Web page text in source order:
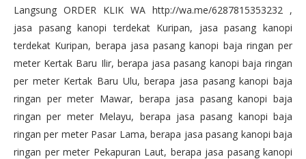
Langsung ORDER KLIK WA http://wa.me/6287815353232 ,
jasa pasang kanopi terdekat Kuripan, jasa pasang kanopi
terdekat Kuripan, berapa jasa pasang kanopi baja ringan per
meter Kertak Baru Ilir, berapa jasa pasang kanopi baja ringan
per meter Kertak Baru Ulu, berapa jasa pasang kanopi baja
ringan per meter Mawar, berapa jasa pasang kanopi baja
ringan per meter Melayu, berapa jasa pasang kanopi baja
ringan per meter Pasar Lama, berapa jasa pasang kanopi baja
ringan per meter Pekapuran Laut, berapa jasa pasang kanopi